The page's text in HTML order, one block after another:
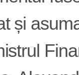
și